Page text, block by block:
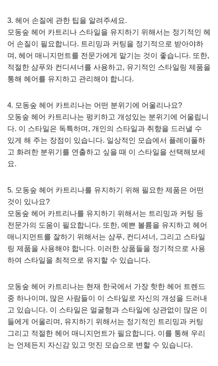
3. 헤어 손질에 관한 팁을 알려주세요.
모동숲 헤어 카트리나 스타일을 유지하기 위해서는 정기적인 헤
어 손질이 필요합니다. 트리밍과 커팅을 정기적으로 받아야하
며, 헤어 매니지먼트를 전문가에게 맡기는 것이 좋습니다. 또한,
적절한 샴푸와 컨디셔너를 사용하고, 유기적인 스타일링 제품을
통해 헤어를 유지하고 관리해야 합니다.
4. 모동숲 헤어 카트리나는 어떤 분위기에 어울리나요?
모동숲 헤어 카트리나는 펑키하고 개성있는 분위기에 어울립니
다. 이 스타일은 독특하며, 개인의 스타일과 취향을 드러낼 수
있게 해 주는 장점이 있습니다. 일상적인 모습에서 플레이풀하
고 화려한 분위기를 연출하고 싶을 때 이 스타일을 선택해보세
요.
5. 모동숲 헤어 카트리나를 유지하기 위해 필요한 제품은 어떤
것이 있나요?
모동숲 헤어 카트리나를 유지하기 위해서는 트리밍과 커팅 등
전문가의 도움이 필요합니다. 또한, 예쁜 볼륨을 유지하고 헤어
매니지먼트를 잘하기 위해서는 샴푸, 컨디셔너, 그리고 스타일
링 제품을 사용해야 합니다. 이러한 상품들을 정기적으로 사용
하여 스타일을 최적으로 유지할 수 있습니다.
모동숲 헤어 카트리나는 현재 한국에서 가장 핫한 헤어 트렌드
중 하나이며, 많은 사람들이 이 스타일로 자신의 개성을 드러내
고 있습니다. 이 스타일은 얼굴형과 스타일에 상관없이 많은 이
들에게 어울리며, 유지하기 위해서는 정기적인 트리밍과 커팅
그리고 적절한 헤어 매니지먼트가 필요합니다. 이를 통해 우리
는 언제든지 자신감 있고 멋진 모습으로 변할 수 있습니다.